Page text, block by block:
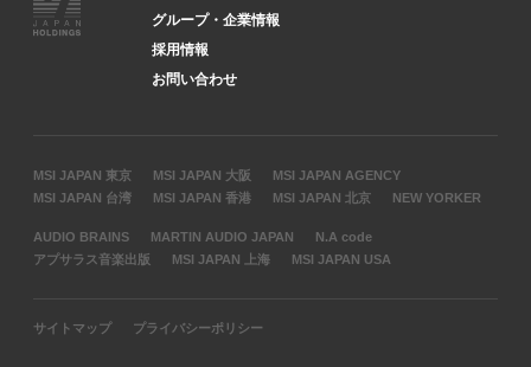
グループ・企業情報
採用情報
お問い合わせ
MSI JAPAN 東京 MSI JAPAN 大阪
MSI JAPAN AGENCY
MSI JAPAN 台湾
MSI JAPAN 香港 MSI JAPAN 北京 NEW YORKER
AUDIO BRAINS MARTIN AUDIO JAPAN
N.A code
アプサラス音楽出版
MSI JAPAN 上海 MSI JAPAN USA
サイトマップ プライバシーポリシー